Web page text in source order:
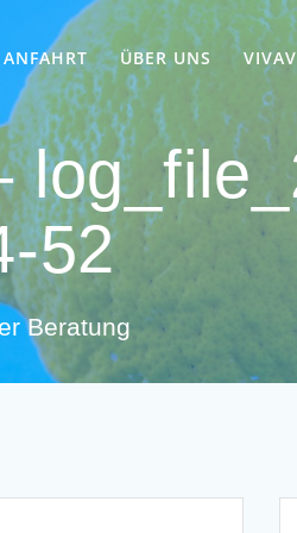
ÜBER UNS
52
Beratung